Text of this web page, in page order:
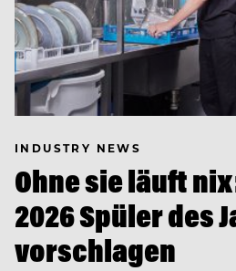
INDUSTRY NEWS
Ohne sie läuft
2026 Spüler des
vorschlagen